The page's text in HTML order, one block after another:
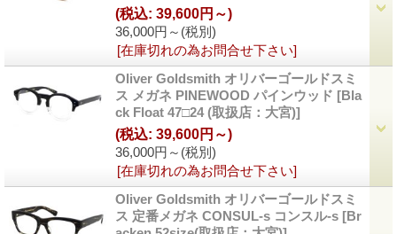
36,000円～ (税別)
(税込: 39,600円～)
[在庫切れの為お問合せ下さい]
Oliver Goldsmith オリバーゴールドスミ
ス メガネ PINEWOOD パインウッド [Bla
ck Float 47□24 (取扱店：大宮)]
36,000円～ (税別)
(税込: 39,600円～)
[在庫切れの為お問合せ下さい]
Oliver Goldsmith オリバーゴールドスミ
ス 定番メガネ CONSUL-s コンスル-s [Br